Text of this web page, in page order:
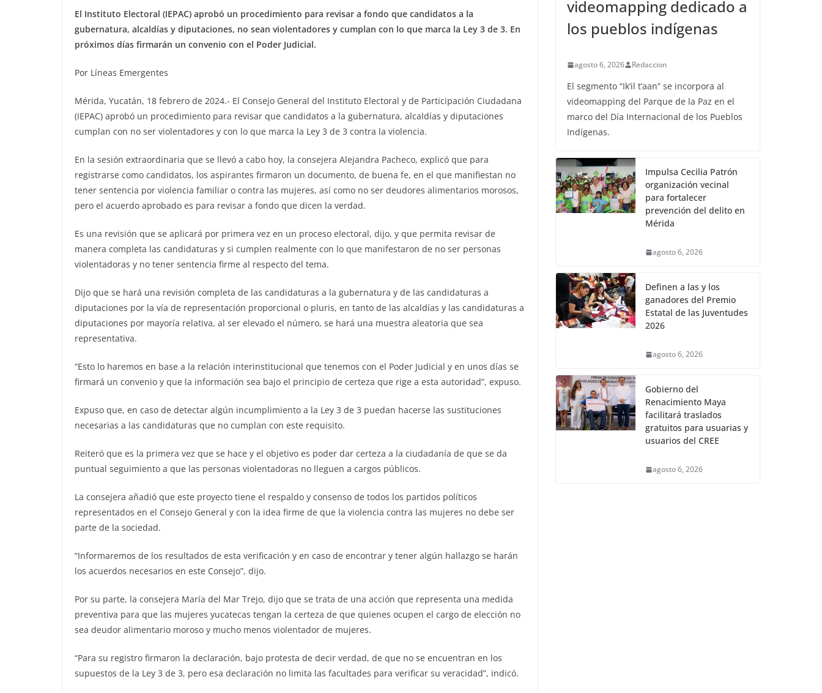
El Instituto Electoral (IEPAC) aprobó un procedimiento para revisar a fondo que candidatos a la
gubernatura, alcaldías y diputaciones, no sean violentadores y cumplan con lo que marca la Ley 3 de 3. En
próximos días firmarán un convenio con el Poder Judicial.
Por Líneas Emergentes
Mérida, Yucatán, 18 febrero de 2024.- El Consejo General del Instituto Electoral y de Participación Ciudadana
(IEPAC) aprobó un procedimiento para revisar que candidatos a la gubernatura, alcaldías y diputaciones
cumplan con no ser violentadores y con lo que marca la Ley 3 de 3 contra la violencia.
En la sesión extraordinaria que se llevó a cabo hoy, la consejera Alejandra Pacheco, explicó que para
registrarse como candidatos, los aspirantes firmaron un documento, de buena fe, en el que manifiestan no
tener sentencia por violencia familiar o contra las mujeres, así como no ser deudores alimentarios morosos,
pero el acuerdo aprobado es para revisar a fondo que dicen la verdad.
Es una revisión que se aplicará por primera vez en un proceso electoral, dijo, y que permita revisar de
manera completa las candidaturas y si cumplen realmente con lo que manifestaron de no ser personas
violentadoras y no tener sentencia firme al respecto del tema.
Dijo que se hará una revisión completa de las candidaturas a la gubernatura y de las candidaturas a
diputaciones por la vía de representación proporcional o pluris, en tanto de las alcaldías y las candidaturas a
diputaciones por mayoría relativa, al ser elevado el número, se hará una muestra aleatoria que sea
representativa.
“Esto lo haremos en base a la relación interinstitucional que tenemos con el Poder Judicial y en unos días se
firmará un convenio y que la información sea bajo el principio de certeza que rige a esta autoridad”, expuso.
Expuso que, en caso de detectar algún incumplimiento a la Ley 3 de 3 puedan hacerse las sustituciones
necesarias a las candidaturas que no cumplan con este requisito.
Reiteró que es la primera vez que se hace y el objetivo es poder dar certeza a la ciudadanía de que se da
puntual seguimiento a que las personas violentadoras no lleguen a cargos públicos.
La consejera añadió que este proyecto tiene el respaldo y consenso de todos los partidos políticos
representados en el Consejo General y con la idea firme de que la violencia contra las mujeres no debe ser
parte de la sociedad.
“Informaremos de los resultados de esta verificación y en caso de encontrar y tener algún hallazgo se harán
los acuerdos necesarios en este Consejo”, dijo.
Por su parte, la consejera María del Mar Trejo, dijo que se trata de una acción que representa una medida
preventiva para que las mujeres yucatecas tengan la certeza de que quienes ocupen el cargo de elección no
sea deudor alimentario moroso y mucho menos violentador de mujeres.
“Para su registro firmaron la declaración, bajo protesta de decir verdad, de que no se encuentran en los
supuestos de la Ley 3 de 3, pero esa declaración no limita las facultades para verificar su veracidad”, indicó.
videomapping dedicado a
los pueblos indígenas
agosto 6, 2026 Redaccion
El segmento “Ik’il t’aan” se incorpora al
videomapping del Parque de la Paz en el
marco del Día Internacional de los Pueblos
Indígenas.
Impulsa Cecilia Patrón
organización vecinal
para fortalecer
prevención del delito en
Mérida
agosto 6, 2026
Definen a las y los
ganadores del Premio
Estatal de las Juventudes
2026
agosto 6, 2026
Gobierno del
Renacimiento Maya
facilitará traslados
gratuitos para usuarias y
usuarios del CREE
agosto 6, 2026